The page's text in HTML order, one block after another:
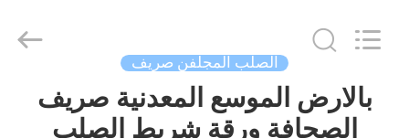
الصفحة
الرئيسية
Reserved.
الصلب المجلفن صريف
بالارض الموسع المعدنية صريف
الصحافة ورقة شريط الصلب